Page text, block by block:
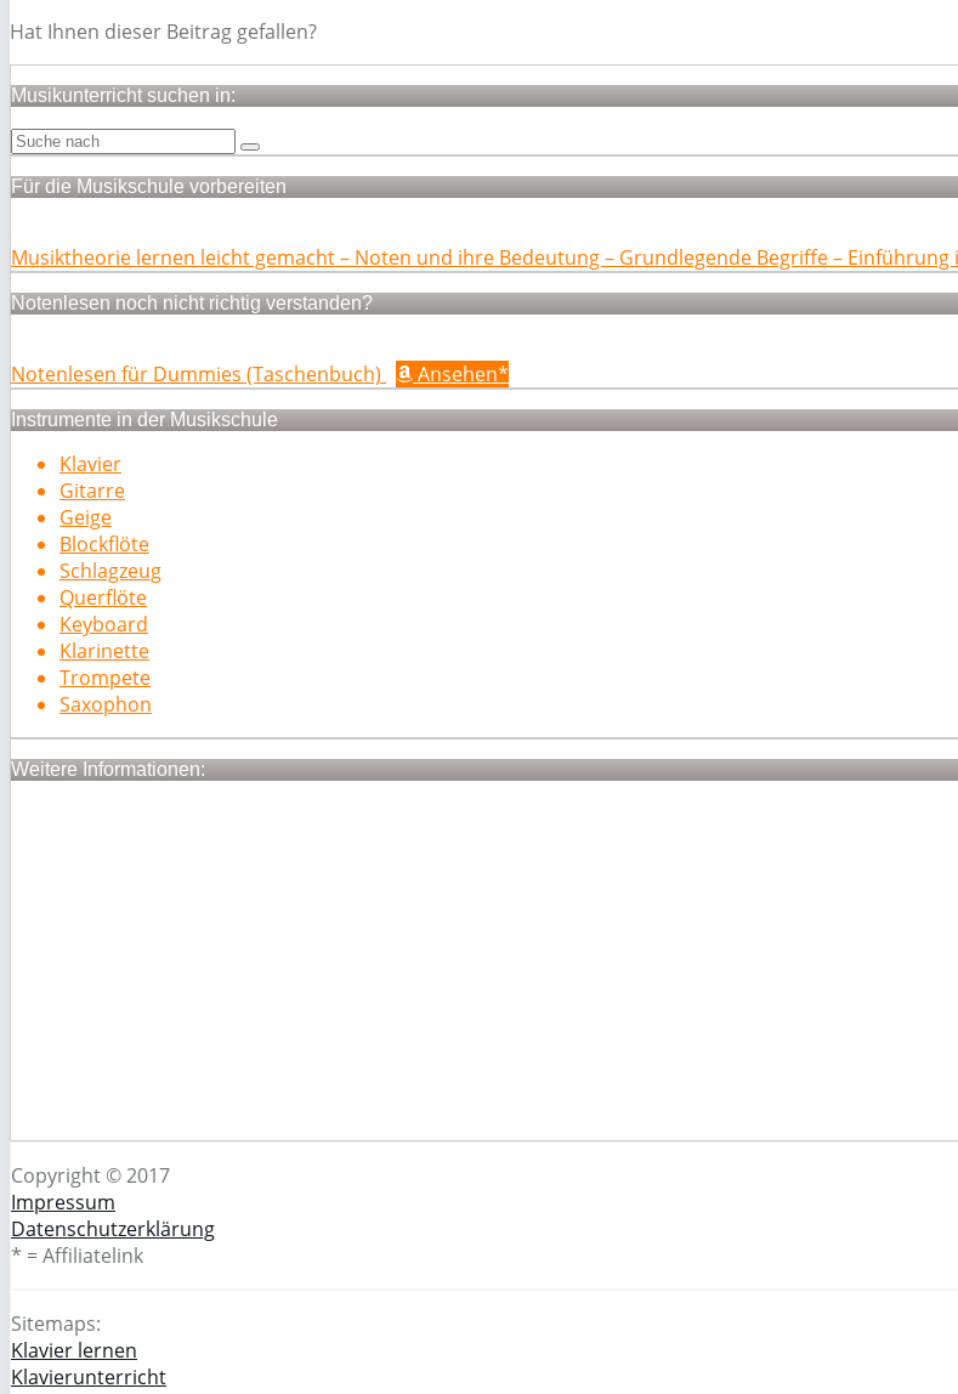
Hat Ihnen dieser Beitrag gefallen?
Musikunterricht suchen in:
Für die Musikschule vorbereiten
Musiktheorie lernen leicht gemacht – Noten und ihre Bedeutung – Grundlegende Begriffe –
Notenlesen noch nicht richtig verstanden?
Notenlesen für Dummies (Taschenbuch) Ansehen*
Instrumente in der Musikschule
Klavier
Gitarre
Geige
Blockflöte
Schlagzeug
Querflöte
Keyboard
Klarinette
Trompete
Saxophon
Weitere Informationen:
Copyright © 2017
Impressum
Datenschutzerklärung
* = Affiliatelink
Sitemaps:
Klavier lernen
Klavierunterricht